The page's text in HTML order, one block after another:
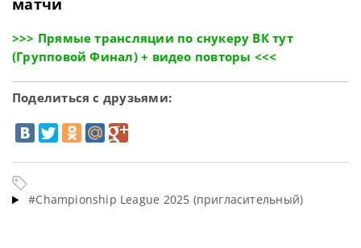
матчи
>>> Прямые трансляции по снукеру ВК тут
(Групповой Финал) + видео повторы <<<
Поделиться с друзьями:
#Championship League 2025 (пригласительный)